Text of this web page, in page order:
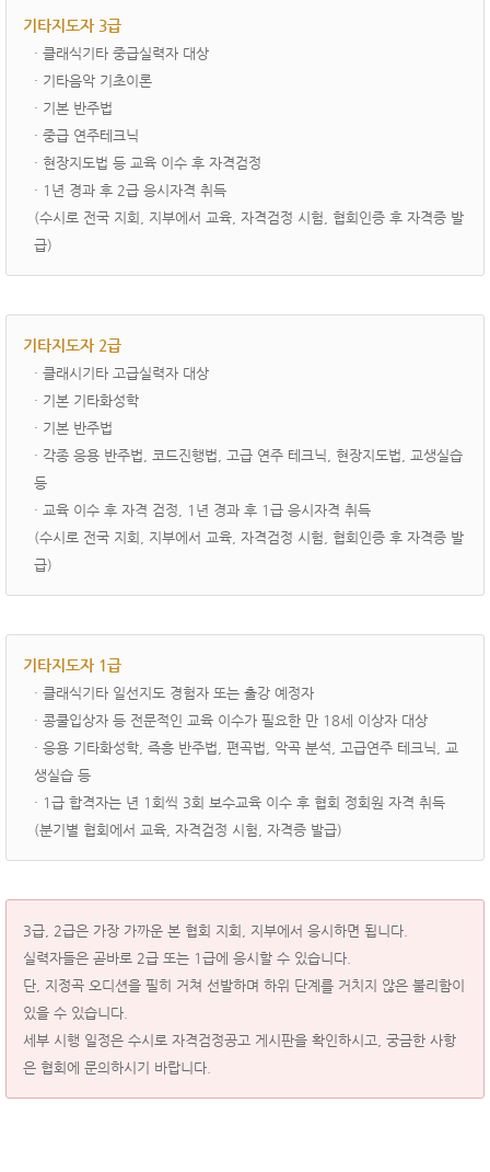
기타지도자 3급
· ­클래식기타 중급실력자 대상
· 기타음악 기초이론
· 기본 반주법
· 중급 연주테크닉
· 현장지도법 등 교육 이수 후 자격검정
· 1년 경과 후 2급 응시자격 취득
(수시로 전국 지회, 지부에서 교육, 자격검정 시험, 협회인증 후 자격증 발
급)
기타지도자 2급
· ­클래시기타 고급실력자 대상
· 기본 기타화성학
· 기본 반주법
· 각종 응용 반주법, 코드진행법, 고급 연주 테크닉, 현장지도법, 교생실습
등
· 교육 이수 후 자격 검정, 1년 경과 후 1급 응시자격 취득
(수시로 전국 지회, 지부에서 교육, 자격검정 시험, 협회인증 후 자격증 발
급)
기타지도자 1급
· 클래식기타 일선지도 경험자 또는 출강 예정자
· 콩쿨입상자 등 전문적인 교육 이수가 필요한 만 18세 이상자 대상
· 응용 기타화성학, 즉흥 반주법, 편곡법, 악곡 분석, 고급연주 테크닉, 교
생실습 등
· 1급 합격자는 년 1회씩 3회 보수교육 이수 후 협회 정회원 자격 취득
(분기별 협회에서 교육, 자격검정 시험, 자격증 발급)
3급, 2급은 가장 가까운 본 협회 지회, 지부에서 응시하면 됩니다.
실력자들은 곧바로 2급 또는 1급에 응시할 수 있습니다.
단, 지정곡 오디션을 필히 거쳐 선발하며 하위 단계를 거치지 않은 불리함이
있을 수 있습니다.
세부 시행 일정은 수시로 자격검정공고 게시판을 확인하시고, 궁금한 사항
은 협회에 문의하시기 바랍니다.